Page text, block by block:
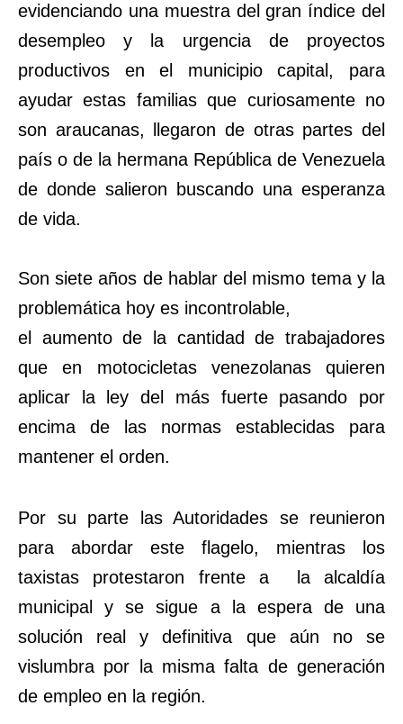
evidenciando una muestra del gran índice del
desempleo y la urgencia de proyectos
productivos en el municipio capital, para
ayudar estas familias que curiosamente no
son araucanas, llegaron de otras partes del
país o de la hermana República de Venezuela
de donde salieron buscando una esperanza
de vida.
Son siete años de hablar del mismo tema y la
problemática hoy es incontrolable,
el aumento de la cantidad de trabajadores
que en motocicletas venezolanas quieren
aplicar la ley del más fuerte pasando por
encima de las normas establecidas para
mantener el orden.
Por su parte las Autoridades se reunieron
para abordar este flagelo, mientras los
taxistas protestaron frente a la alcaldía
municipal y se sigue a la espera de una
solución real y definitiva que aún no se
vislumbra por la misma falta de generación
de empleo en la región.